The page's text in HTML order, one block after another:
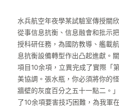
水兵航空年夜學某試驗室傳授關
從事信息抗衡、信息融會和批示
授科研任務，為國防教導、艦載
息抗衡設備轉型作出凸起進獻。
項目10余項，立異完成了實際「
美協調。張水瓶，你必須將你的
牆壁的灰度百分之五十一點二。
了10余項要害技巧困難，為我軍